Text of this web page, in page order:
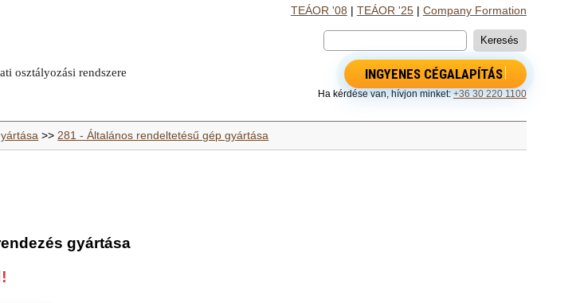
TEÁOR '08 TEÁOR '25| Company Formation
INGYENES CÉGALAPÍTÁS
Ha kérdése van, hívjon minket: +36 30 220 1100
>>281 - Általános rendeltetésű gép gyártása
gyártása